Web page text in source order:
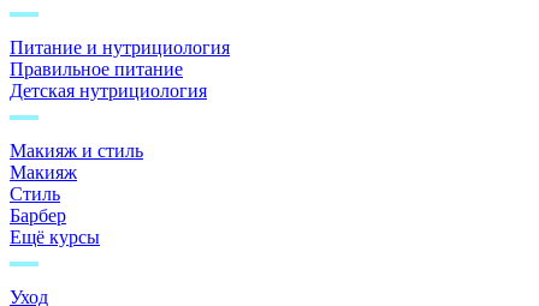
Питание и нутрициология
Правильное питание
Детская нутрициология
Макияж и стиль
Макияж
Стиль
Барбер
Ещё курсы
Уход